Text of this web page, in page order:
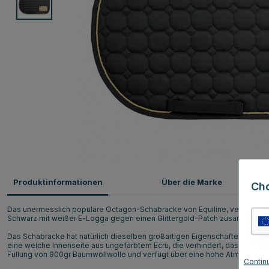
Produktinformationen
Das unermesslich populäre Octagon-Schabracke von Equiline, verziert
Schwarz mit weißer E-Logga gegen einen Glittergold-Patch zusammen
Das Schabracke hat natürlich dieselben großartigen Eigenschaften wie
eine weiche Innenseite aus ungefärbtem Ecru, die verhindert, dass das
Füllung von 900gr Baumwollwolle und verfügt über eine hohe
Über die Marke